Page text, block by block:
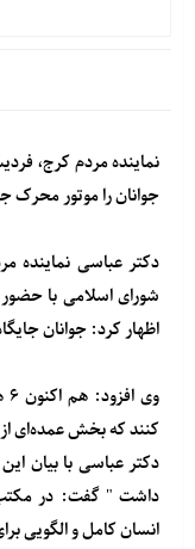
نماینده مردم کرج،
جوانان را موتور محرک
دکتر عباسی نماینده
شورای اسلامی با حضور
اظهار کرد: جوانان
کنند که بخش عمده‌ای از
دکتر عباسی با بیان
داشت " گفت: در
انسان کامل و الگویی